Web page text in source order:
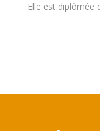
Elle est diplômée